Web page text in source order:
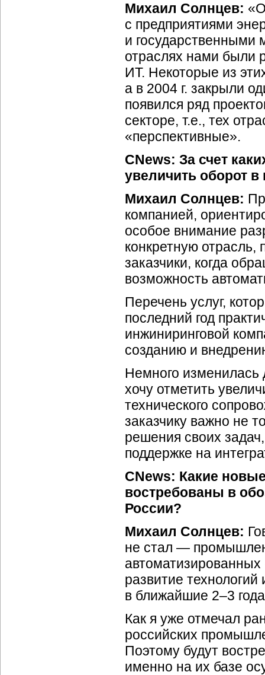
Михаил Солнцев:
с предприятиями
и государственными
отраслях нами были
ИТ. Некоторые из
а в 2004 г. закрыли
появился ряд
секторе, т.е., тех
«перспективные».
CNews: За счет
увеличить оборот
Михаил Солнцев:
компанией,
особое внимание
конкретную отрасль,
заказчики, когда
возможность
Перечень услуг,
последний год
инжиниринговой
созданию и
Немного изменилась
хочу отметить
технического
заказчику важно не
решения своих
поддержке на
CNews: Какие
востребованы в
России?
Михаил Солнцев:
не стал —
развитие
в ближайшие 2–3
Как я уже отмечал
российских
Поэтому будут
именно на их базе